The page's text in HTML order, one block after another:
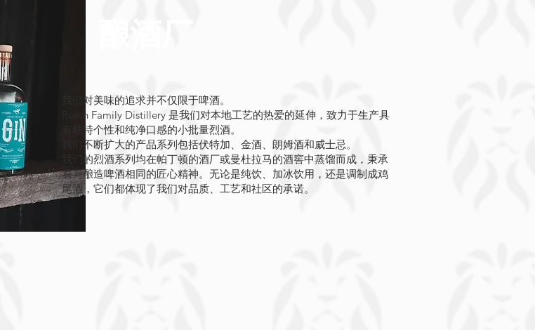
我们对美味的追求并不仅限于啤酒。
Resch Family Distillery 是我们对本地工艺的热爱的延伸，致力于生产具
有独特个性和纯净口感的小批量烈酒。
我们不断扩大的产品系列包括伏特加、金酒、朗姆酒和威士忌。
我们的烈酒系列均在帕丁顿的酒厂或曼杜拉马的酒窖中蒸馏而成，秉承
着与酿造啤酒相同的匠心精神。无论是纯饮、加冰饮用，还是调制成鸡
尾酒，它们都体现了我们对品质、工艺和社区的承诺。